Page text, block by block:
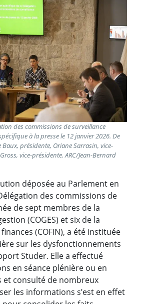
des commissions de surveillance
à la presse le 12 janvier 2026. De
présidente, Oriane Sarrasin, vice-
vice-présidente. ARC/Jean-Bernard
déposée au Parlement en
des commissions de
de sept membres de la
(COGES) et six de la
(COFIN), a été instituée
sur les dysfonctionnements
Studer. Elle a effectué
en séance plénière ou en
et consulté de nombreux
les informations s’est en effet